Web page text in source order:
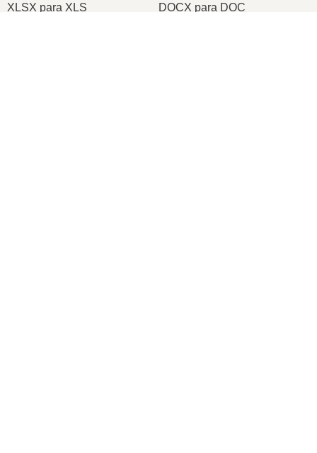
XLSX para XLS DOCX para DOC